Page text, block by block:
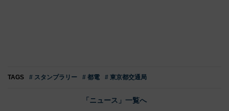
TAGS # スタンプラリー # 都電 # 東京都交通局
「ニュース」一覧へ